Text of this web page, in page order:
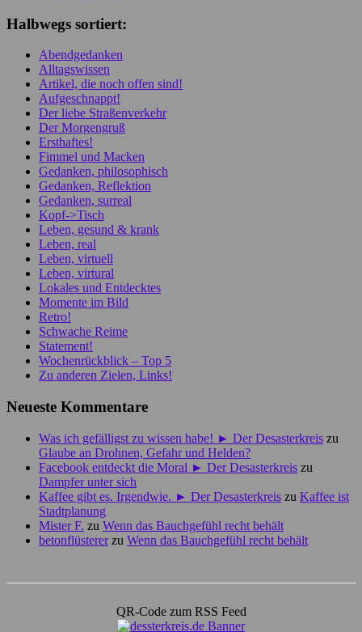
Halbwegs sortiert:
Abendgedanken
Alltagswissen
Artikel, die noch offen sind!
Aufgeschnappt!
Der liebe Straßenverkehr
Der Morgengruß
Ersthaftes!
Fimmel und Macken
Gedanken, philosophisch
Gedanken, Reflektion
Gedanken, surreal
Kopf->Tisch
Leben, gesund & krank
Leben, real
Leben, virtuell
Leben, virtural
Lokales und Entdecktes
Momente im Bild
Retro!
Schwache Reime
Statement!
Wochenrückblick – Top 5
Zu anderen Zielen, Links!
Neueste Kommentare
Was ich gefälligst zu wissen habe! ► Der Desasterkreis zu
Glaube an Drohnen, Gefahr und Helden?
Facebook entdeckt die Moral ► Der Desasterkreis zu
Dampfer unter sich
Kaffee gibt es. Irgendwie. ► Der Desasterkreis zu Kaffee ist
Stadtplanung
Mister F. zu Wenn das Bauchgefühl recht behält
betonflüstererzu Wenn das Bauchgefühl recht behält
QR-Code zum RSS Feed